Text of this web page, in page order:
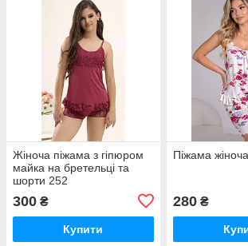
Жіноча піжама з гіпюром
майка на бретельці та
шорти 252
300 ₴
Купити
Піжама
280₴